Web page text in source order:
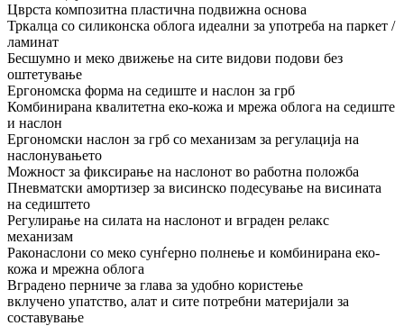
Цврста композитна пластична подвижна основа
Тркалца со силиконска облога идеални за употреба на паркет /
ламинат
Бесшумно и меко движење на сите видови подови без
оштетување
Ергономска форма на седиште и наслон за грб
Комбинирана квалитетна еко-кожа и мрежа облога на седиште
и наслон
Ергономски наслон за грб со механизам за регулација на
наслонувањето
Можност за фиксирање на наслонот во работна положба
Пневматски амортизер за висинско подесување на висината
на седиштето
Регулирање на силата на наслонот и вграден релакс
механизам
Раконаслони со меко сунѓерно полнење и комбинирана еко-
кожа и мрежна облога
Вградено перниче за глава за удобно користење
вклучено упатство, алат и сите потребни материјали за
составување